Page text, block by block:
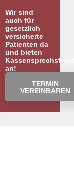
Wir sind
auch für
gesetzlich
versicherte
Patienten da
und bieten
an!
TERMIN
VEREINBAREN